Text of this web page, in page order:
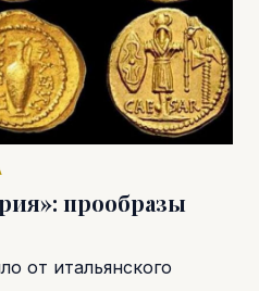
прообразы
от итальянского